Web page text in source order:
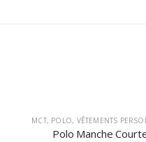
VÊTEMENTS PERSONNALISABLES
MCT, POLO, VÊTEMENTS
Polo Manche